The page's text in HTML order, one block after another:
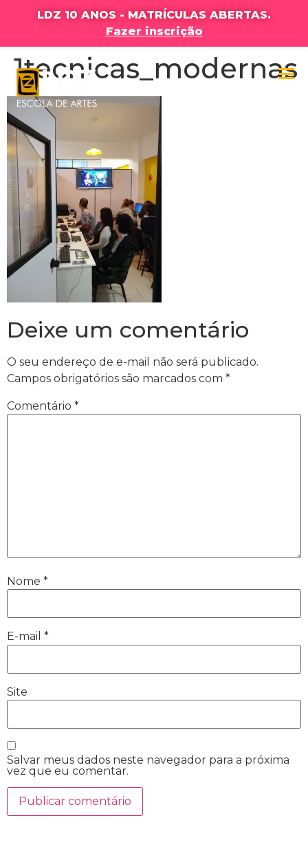
LDZ 10 ANOS - MATRÍCULAS ABERTAS.
Fazer inscrição
1tecnicas_modernas
Deixe um comentário
O seu endereço de e-mail não será publicado.
Campos obrigatórios são marcados com *
Comentário *
Nome *
E-mail *
Site
Salvar meus dados neste navegador para a próxima
vez que eu comentar.